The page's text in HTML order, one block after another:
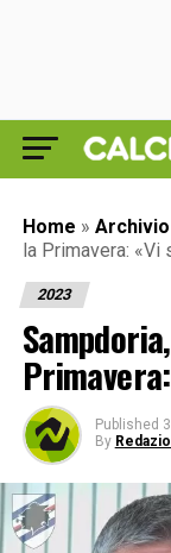
Home » Archivio
la Primavera: «Vi
2023
Published
By